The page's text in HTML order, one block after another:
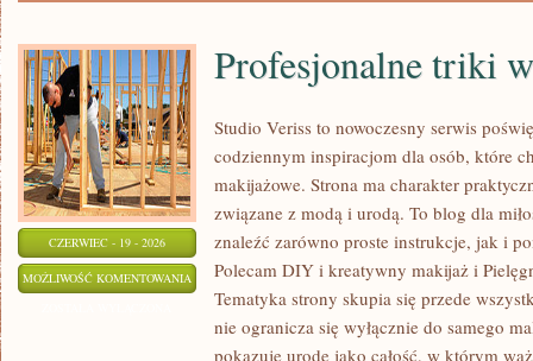
CZERWIEC - 19 - 2026
MOŻLIWOŚĆ KOMENTOWANIA PROFESJONALNE
TRIKI
WIZAŻYSTÓW
Profesjonalne triki
Studio Veriss to nowoczesny serwis
codziennym inspiracjom dla osób, które
makijażowe. Strona ma charakter
związane z modą i urodą. To blog dla
znaleźć zarówno proste instrukcje, jak i
Polecam DIY i kreatywny makijaż i
Tematyka strony skupia się przede
nie ogranicza się wyłącznie do samego
pokazuje urodę jako całość, w którym